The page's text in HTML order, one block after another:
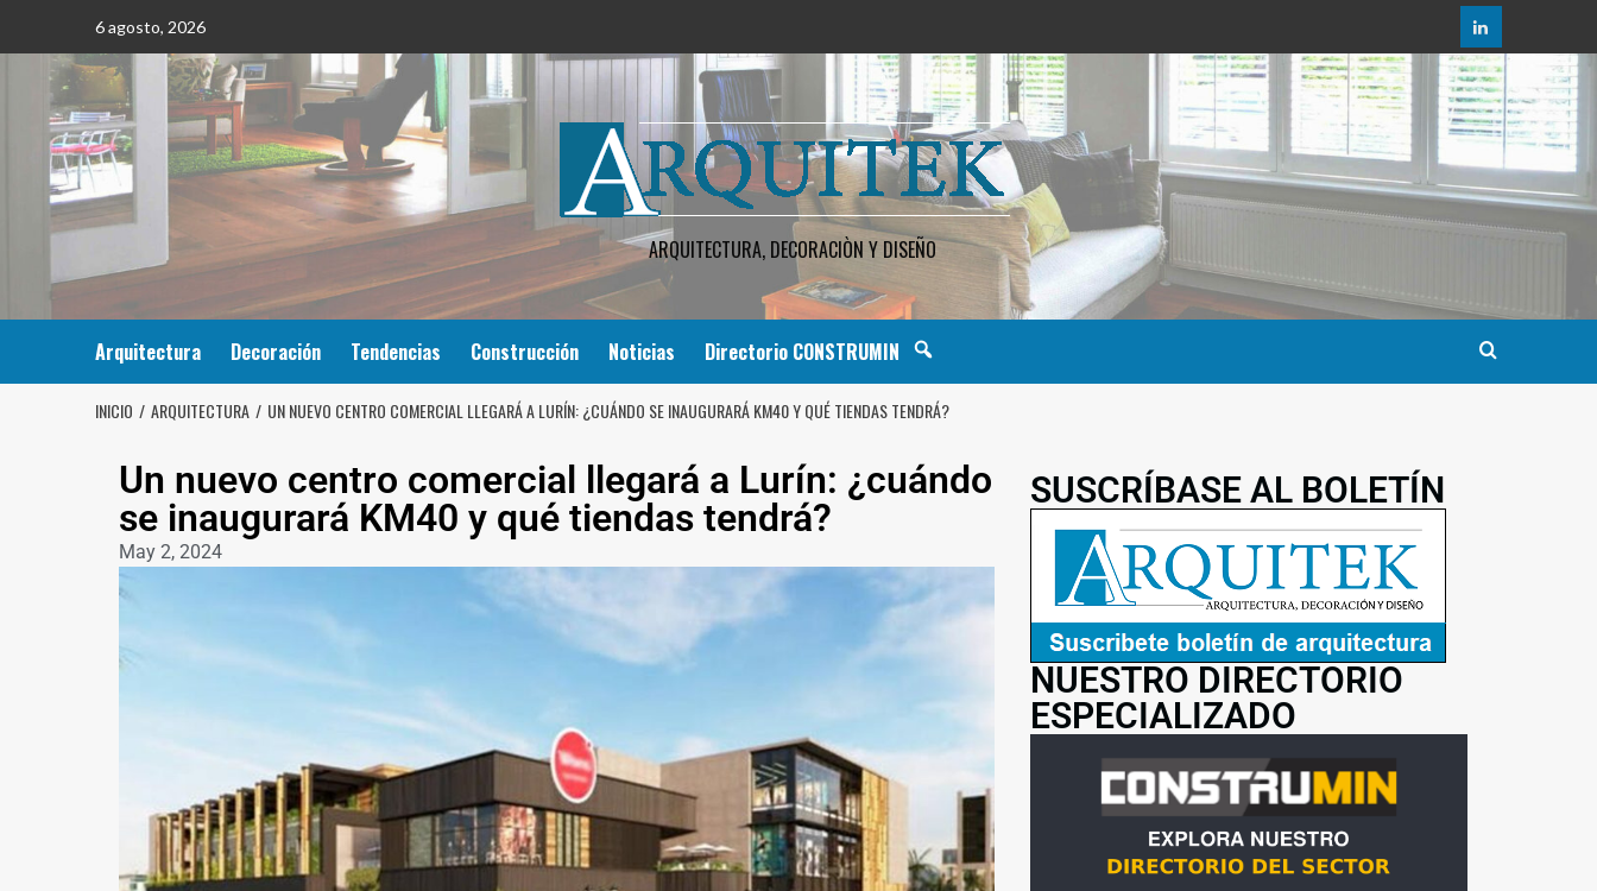
6 agosto, 2026
ARQUITECTURA, DECORACIÒN Y DISEÑO
Arquitectura Decoración Tendencias Construcción Noticias Directorio CONSTRUMIN
INICIO ARQUITECTURA UN NUEVO CENTRO COMERCIAL LLEGARÁ A LURÍN: ¿CUÁNDO SE INAUGURARÁ KM40 Y QUÉ TIENDAS TENDRÁ?
Un nuevo centro comercial llegará a Lurín: ¿cuándo
se inaugurará KM40 y qué tiendas tendrá?
May 2, 2024
SUSCRÍBASE AL BOLETÍN
NUESTRO DIRECTORIO
ESPECIALIZADO